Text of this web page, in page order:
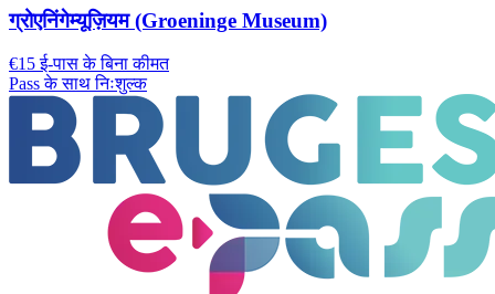
ग्रोएनिंगेम्यूज़ियम (Groeninge Museum)
€15 ई-पास के बिना कीमत
Pass के साथ निःशुल्क